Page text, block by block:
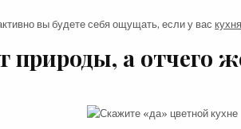
вы будете себя ощущать, если у вас кухня
природы, а отчего